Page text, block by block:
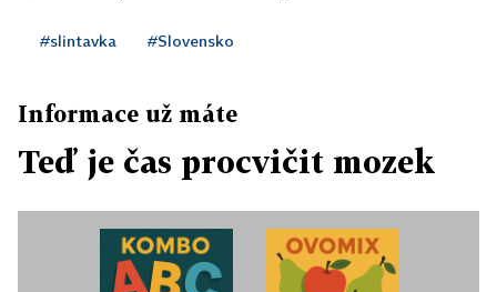
#slintavka #Slovensko
Informace už máte
Teď je čas procvičit mozek